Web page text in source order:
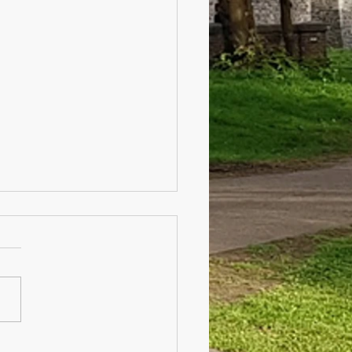
Ελλάδας
τα άγρια ζώα της
μαθητές μας και θα...